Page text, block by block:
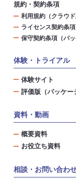
規約・契約条項
利用規約（クラウド
ライセンス契約条項
保守契約条項（パッ
体験・トライアル
体験サイト
評価版（パッケー
資料・動画
概要資料
お役立ち資料
相談・お問い合わ